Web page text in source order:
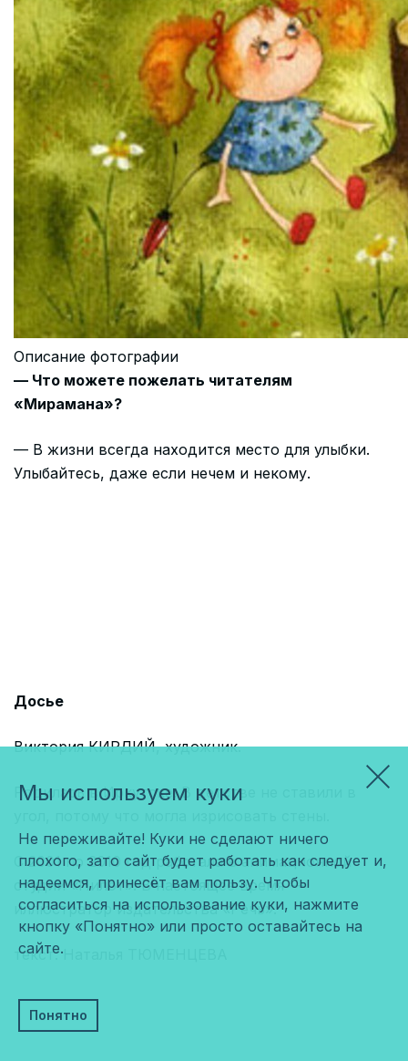
Описание фотографии
— Что можете пожелать читателям
«Мирамана»?
— В жизни всегда находится место для улыбки.
Улыбайтесь, даже если нечем и некому.
Досье
Виктория КИРДИЙ, художник.
Родилась в Иркутске. В детстве не ставили в
С 2001 по 2010 год работала в анимационной
студии «Пилот». В настоящее время —
иллюстратор издательства «Речь».
текст: Наталья ТЮМЕНЦЕВА
Мы используем куки
Не переживайте! Куки не сделают ничего
плохого, зато сайт будет работать как следует и,
надеемся, принесёт вам пользу. Чтобы
согласиться на использование куки, нажмите
кнопку «Понятно» или просто оставайтесь на
сайте.
Понятно